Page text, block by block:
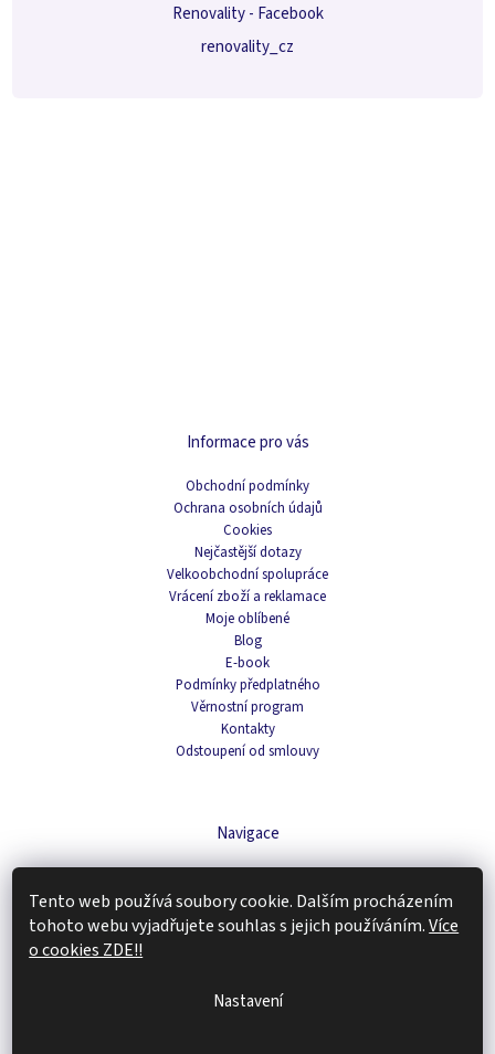
Tento web používá soubory cookie. Dalším procházením
tohoto webu vyjadřujete souhlas s jejich používáním.Více
o cookies ZDE!!
Nastavení
Informace pro vás
Obchodní podmínky
Ochrana osobních údajů
Cookies
Nejčastější dotazy
Velkoobchodní spolupráce
Vrácení zboží a reklamace
Moje oblíbené
Blog
E-book
Podmínky předplatného
Věrnostní program
Kontakty
Odstoupení od smlouvy
Navigace
Domácnost
Káva
Zachraň produkt
Renovality - Facebook
renovality_cz